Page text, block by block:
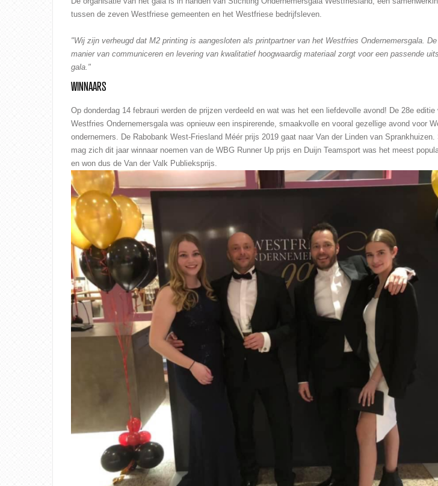
tussen de zeven Westfriese gemeenten en het Westfriese bedrijfsleven.
"Wij zijn verheugd dat M2 printing is aangesloten als printpartner van het Westfries Ondernemersgala.
manier van communiceren en levering van kwalitatief hoogwaardig materiaal zorgt voor een passende
gala."
WINNAARS
Op donderdag 14 febrauri werden de prijzen verdeeld en wat was het een liefdevolle avond! De 28e editie
Westfries Ondernemersgala was opnieuw een inspirerende, smaakvolle en vooral gezellige avond voor
ondernemers. De Rabobank West-Friesland Méér prijs 2019 gaat naar Van der Linden van
mag zich dit jaar winnaar noemen van de WBG Runner Up prijs en Duijn Teamsport was het meest
en won dus de Van der Valk Publieksprijs.